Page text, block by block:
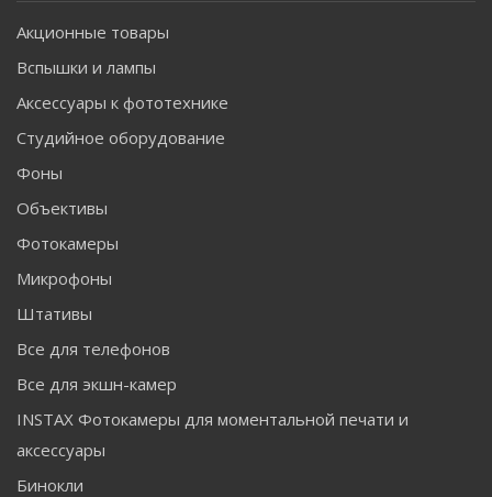
Акционные товары
Вспышки и лампы
Аксессуары к фототехнике
Студийное оборудование
Фоны
Объективы
Фотокамеры
Микрофоны
Штативы
Все для телефонов
Все для экшн-камер
INSTAX Фотокамеры для моментальной печати и
аксессуары
Бинокли